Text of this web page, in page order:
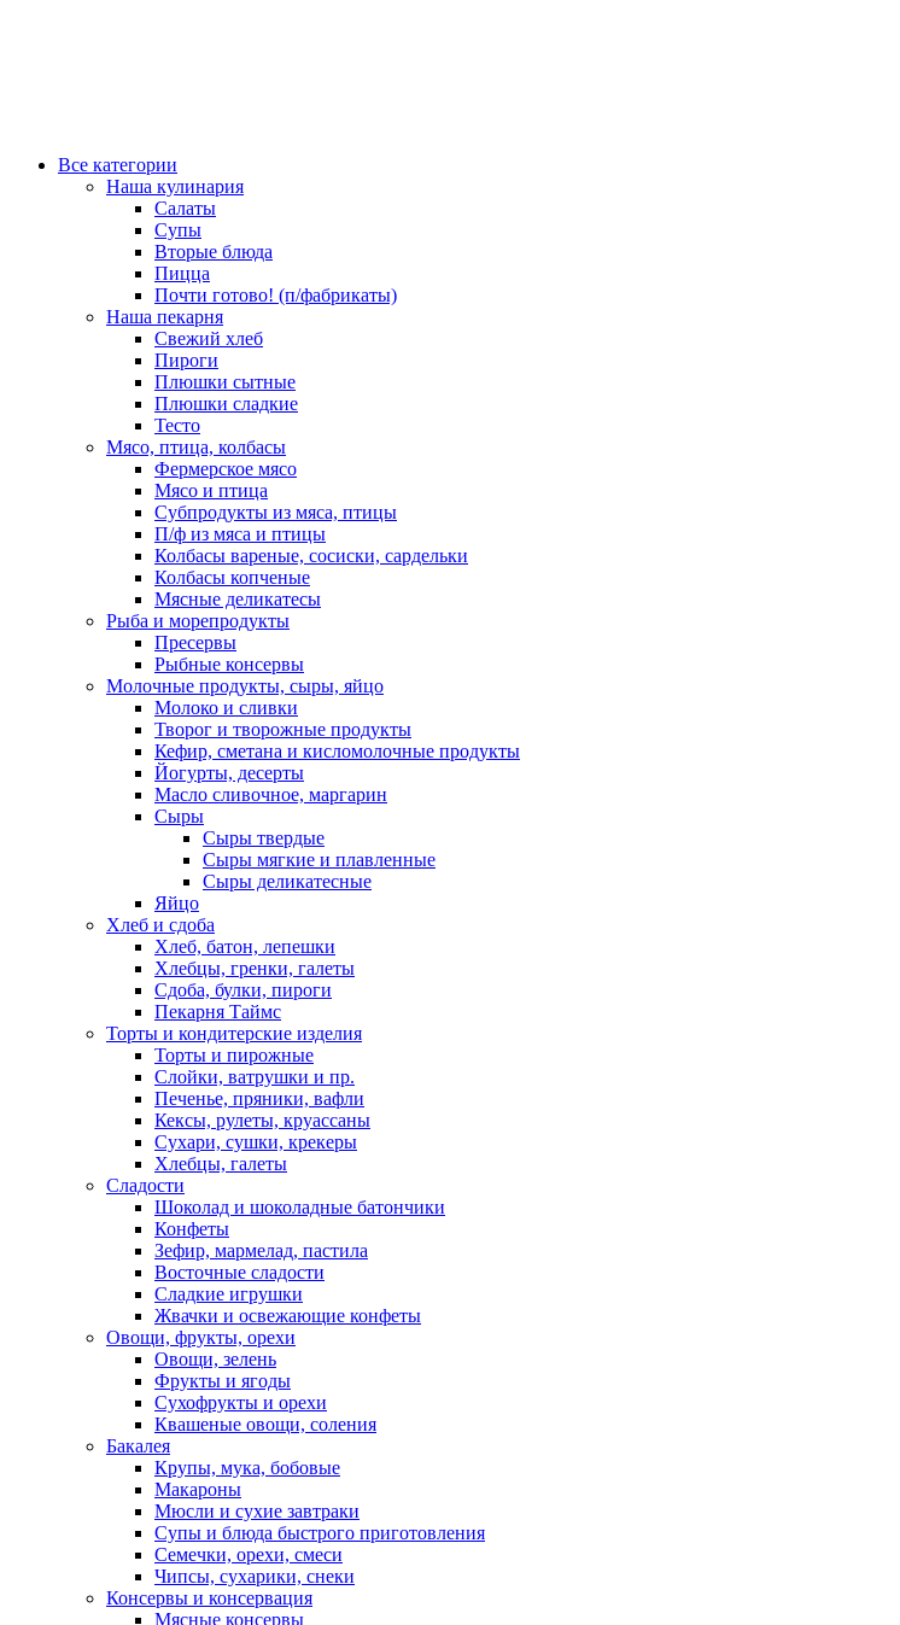
Все категории
Наша кулинария
Салаты
Супы
Вторые блюда
Пицца
Почти готово! (п/фабрикаты)
Наша пекарня
Свежий хлеб
Пироги
Плюшки сытные
Плюшки сладкие
Тесто
Мясо, птица, колбасы
Фермерское мясо
Мясо и птица
Субпродукты из мяса, птицы
П/ф из мяса и птицы
Колбасы вареные, сосиски, сардельки
Колбасы копченые
Мясные деликатесы
Рыба и морепродукты
Пресервы
Рыбные консервы
Молочные продукты, сыры, яйцо
Молоко и сливки
Творог и творожные продукты
Кефир, сметана и кисломолочные продукты
Йогурты, десерты
Масло сливочное, маргарин
Сыры
Сыры твердые
Сыры мягкие и плавленные
Сыры деликатесные
Яйцо
Хлеб и сдоба
Хлеб, батон, лепешки
Хлебцы, гренки, галеты
Сдоба, булки, пироги
Пекарня Таймс
Торты и кондитерские изделия
Торты и пирожные
Слойки, ватрушки и пр.
Печенье, пряники, вафли
Кексы, рулеты, круассаны
Сухари, сушки, крекеры
Хлебцы, галеты
Сладости
Шоколад и шоколадные батончики
Конфеты
Зефир, мармелад, пастила
Восточные сладости
Сладкие игрушки
Жвачки и освежающие конфеты
Овощи, фрукты, орехи
Овощи, зелень
Фрукты и ягоды
Сухофрукты и орехи
Квашеные овощи, соления
Бакалея
Крупы, мука, бобовые
Макароны
Мюсли и сухие завтраки
Супы и блюда быстрого приготовления
Семечки, орехи, смеси
Чипсы, сухарики, снеки
Консервы и консервация
Мясные консервы